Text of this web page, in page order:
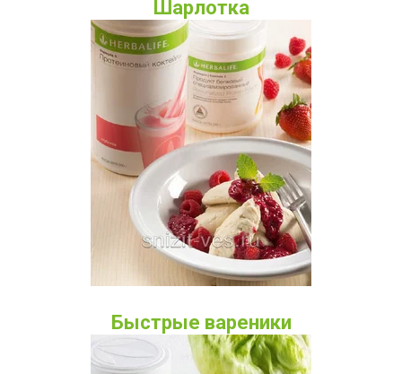
Шарлотка
Быстрые вареники